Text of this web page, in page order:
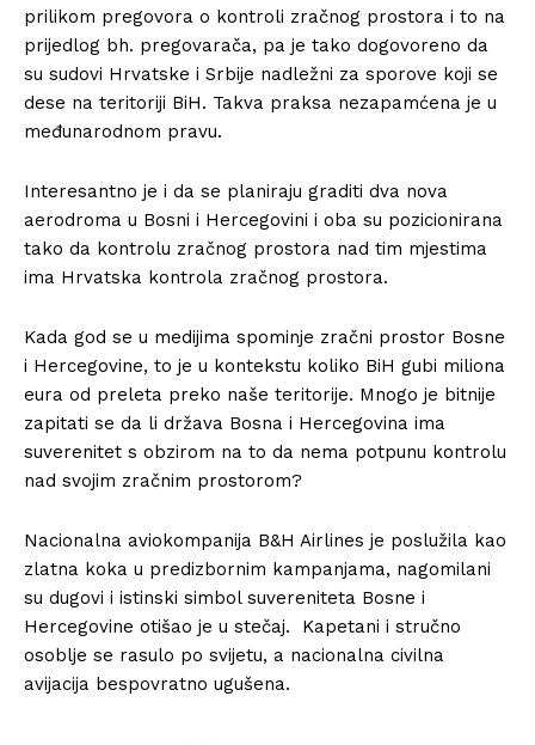
prilikom pregovora o kontroli zračnog prostora i to na
prijedlog bh. pregovarača, pa je tako dogovoreno da
su sudovi Hrvatske i Srbije nadležni za sporove koji se
dese na teritoriji BiH. Takva praksa nezapamćena je u
međunarodnom pravu.
Interesantno je i da se planiraju graditi dva nova
aerodroma u Bosni i Hercegovini i oba su pozicionirana
tako da kontrolu zračnog prostora nad tim mjestima
ima Hrvatska kontrola zračnog prostora.
Kada god se u medijima spominje zračni prostor Bosne
i Hercegovine, to je u kontekstu koliko BiH gubi miliona
eura od preleta preko naše teritorije. Mnogo je bitnije
zapitati se da li država Bosna i Hercegovina ima
suverenitet s obzirom na to da nema potpunu kontrolu
nad svojim zračnim prostorom?
Nacionalna aviokompanija B&H Airlines je poslužila kao
zlatna koka u predizbornim kampanjama, nagomilani
su dugovi i istinski simbol suvereniteta Bosne i
Hercegovine otišao je u stečaj. Kapetani i stručno
osoblje se rasulo po svijetu, a nacionalna civilna
avijacija bespovratno ugušena.